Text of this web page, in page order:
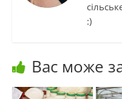
:)
Вас може